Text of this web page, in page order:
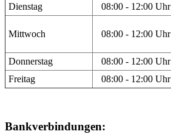
Dienstag
08:00 - 12:00 Uhr
Mittwoch 08:00 - 12:00 Uhr
Donnerstag 08:00 - 12:00 Uhr
Freitag
08:00 - 12:00 Uhr
Bankverbindungen: